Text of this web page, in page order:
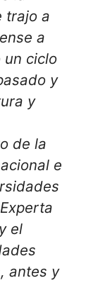
trajo a
a
un ciclo
y
y
de la
e
el
antes y